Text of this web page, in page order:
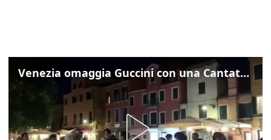
Venezia omaggia Guccini con una Cantata Anarchica in campo Santa Margherita